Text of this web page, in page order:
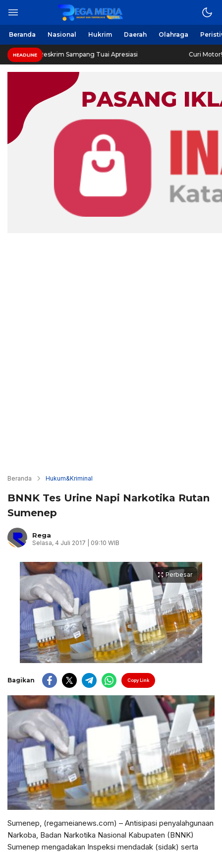
Beranda Nasional Hukrim Daerah Olahraga
HEADLINE
Sampang Tuai Apresiasi Curi Motor! Dua Warga
Beranda Hukum&Kriminal
BNNK Tes Urine Napi Narkotika Rutan
Sumenep
Rega
Selasa, 4 Juli 2017 | 09:10 WIB
Perbesar
Bagikan Copy Link
Sumenep, (regameianews.com) – Antisipasi penyalahgunaan
Narkoba, Badan Narkotika Nasional Kabupaten (BNNK)
Sumenep mengadakan Inspeksi mendadak (sidak) serta